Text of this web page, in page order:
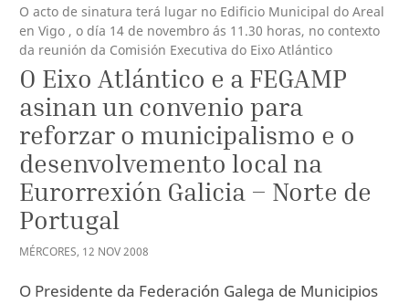
O acto de sinatura terá lugar no Edificio Municipal do Areal
en Vigo , o día 14 de novembro ás 11.30 horas, no contexto
da reunión da Comisión Executiva do Eixo Atlántico
O Eixo Atlántico e a FEGAMP
asinan un convenio para
reforzar o municipalismo e o
desenvolvemento local na
Eurorrexión Galicia – Norte de
Portugal
MÉRCORES, 12 NOV2008
O Presidente da Federación Galega de Municipios